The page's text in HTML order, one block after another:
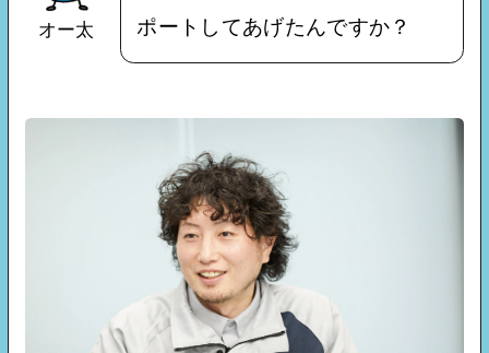
オー太
ポートしてあげたんですか？